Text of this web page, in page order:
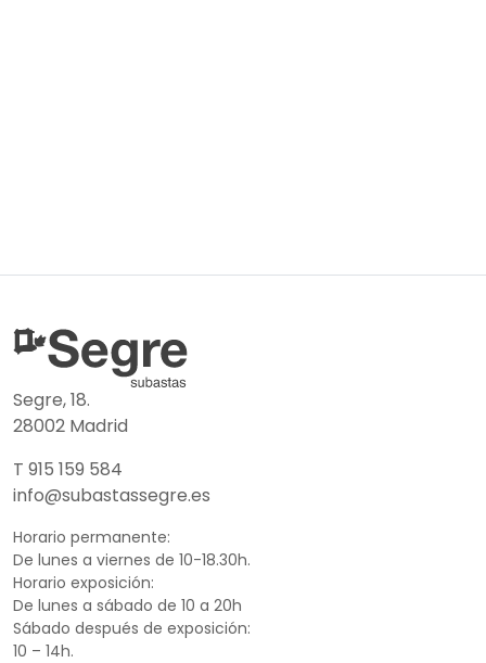
Segre, 18.
28002 Madrid
T 915 159 584
info@subastassegre.es
Horario permanente:
De lunes a viernes de 10-18.30h.
Horario exposición:
De lunes a sábado de 10 a 20h
Sábado después de exposición:
10 – 14h.